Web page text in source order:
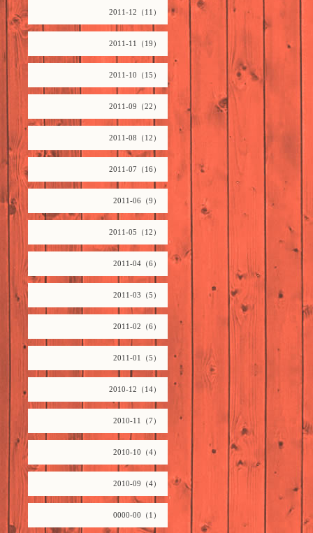
2011-12（11）
2011-11（19）
2011-10（15）
2011-09（22）
2011-08（12）
2011-07（16）
2011-06（9）
2011-05（12）
2011-04（6）
2011-03（5）
2011-02（6）
2011-01（5）
2010-12（14）
2010-11（7）
2010-10（4）
2010-09（4）
0000-00（1）